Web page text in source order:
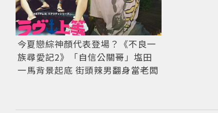
今夏戀綜神顏代表登場？《不良一
族尋愛記2》「自信公關哥」塩田
一馬背景起底 街頭辣男翻身當老闆